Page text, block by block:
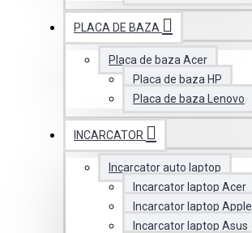
PLACA DE BAZA
Placa de baza Acer
Placa de baza HP
Placa de baza Lenovo
INCARCATOR
Incarcator auto laptop
Incarcator laptop Acer
Incarcator laptop Apple
Incarcator laptop Asus